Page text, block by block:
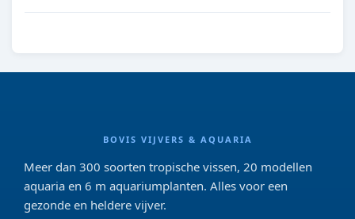
BOVIS VIJVERS & AQUARIA
Meer dan 300 soorten tropische vissen, 20 modellen
aquaria en 6 m aquariumplanten. Alles voor een
gezonde en heldere vijver.